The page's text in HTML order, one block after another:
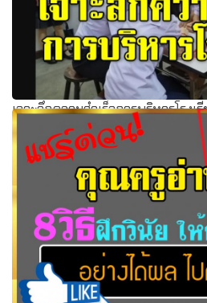
เจาะลึกความสำเร็จการบริหารโรง
ของร.ร.พุทธจักรวิทยา สร้างฐานกา
ดันคะแนนเฉลี่ยโอเน็ตปี 62 พุ่ง